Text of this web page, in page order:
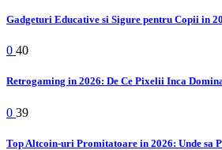
Gadgeturi Educative si Sigure pentru Copii in
0 40
Retrogaming in 2026: De Ce Pixelii Inca
0 39
Top Altcoin-uri Promitatoare in 2026: Unde sa